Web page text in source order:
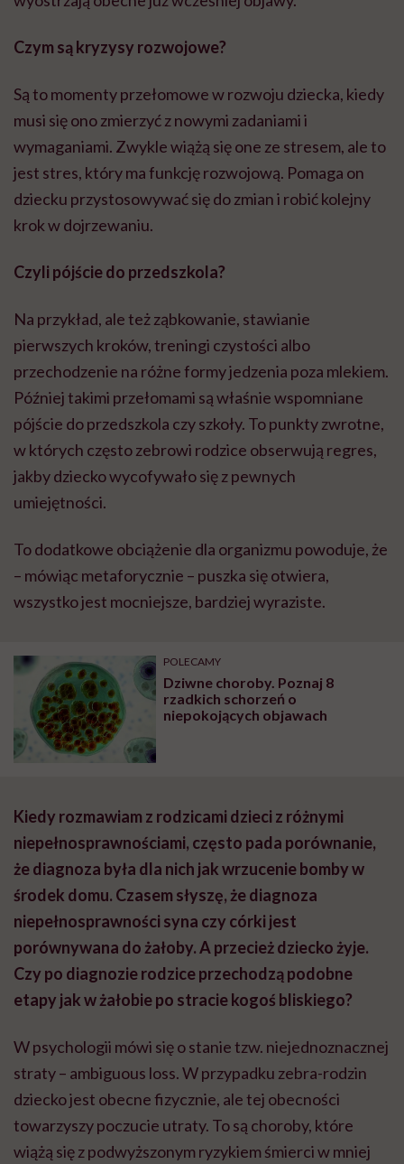
Czym są kryzysy rozwojowe?
Są to momenty przełomowe w rozwoju dziecka, kiedy
musi się ono zmierzyć z nowymi zadaniami i
wymaganiami. Zwykle wiążą się one ze stresem, ale to
jest stres, który ma funkcję rozwojową. Pomaga on
dziecku przystosowywać się do zmian i robić kolejny
krok w dojrzewaniu.
Czyli pójście do przedszkola?
Na przykład, ale też ząbkowanie, stawianie
pierwszych kroków, treningi czystości albo
przechodzenie na różne formy jedzenia poza mlekiem.
Później takimi przełomami są właśnie wspomniane
pójście do przedszkola czy szkoły. To punkty zwrotne,
w których często zebrowi rodzice obserwują regres,
jakby dziecko wycofywało się z pewnych
umiejętności.
To dodatkowe obciążenie dla organizmu powoduje, że
– mówiąc metaforycznie – puszka się otwiera,
wszystko jest mocniejsze, bardziej wyraziste.
POLECAMY
Dziwne choroby. Poznaj 8
rzadkich schorzeń o
niepokojących objawach
Kiedy rozmawiam z rodzicami dzieci z różnymi
niepełnosprawnościami, często pada porównanie,
że diagnoza była dla nich jak wrzucenie bomby w
środek domu. Czasem słyszę, że diagnoza
niepełnosprawności syna czy córki jest
porównywana do żałoby. A przecież dziecko żyje.
Czy po diagnozie rodzice przechodzą podobne
etapy jak w żałobie po stracie kogoś bliskiego?
W psychologii mówi się o stanie tzw. niejednoznacznej
straty – ambiguous loss. W przypadku zebra-rodzin
dziecko jest obecne fizycznie, ale tej obecności
towarzyszy poczucie utraty. To są choroby, które
wiążą się z podwyższonym ryzykiem śmierci w mniej